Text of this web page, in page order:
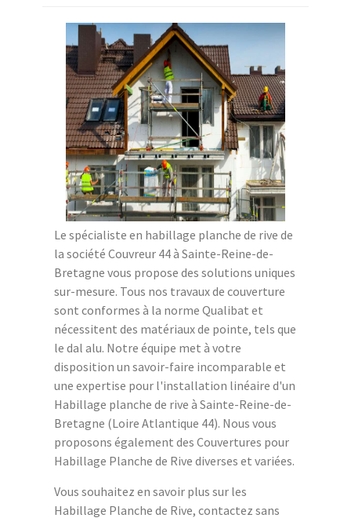
Le spécialiste en habillage planche de rive de
la société Couvreur 44 à Sainte-Reine-de-
Bretagne vous propose des solutions uniques
sur-mesure. Tous nos travaux de couverture
sont conformes à la norme Qualibat et
nécessitent des matériaux de pointe, tels que
le dal alu. Notre équipe met à votre
disposition un savoir-faire incomparable et
une expertise pour l'installation linéaire d'un
Habillage planche de rive à Sainte-Reine-de-
Bretagne (Loire Atlantique 44). Nous vous
proposons également des Couvertures pour
Habillage Planche de Rive diverses et variées.
Vous souhaitez en savoir plus sur les
Habillage Planche de Rive, contactez sans